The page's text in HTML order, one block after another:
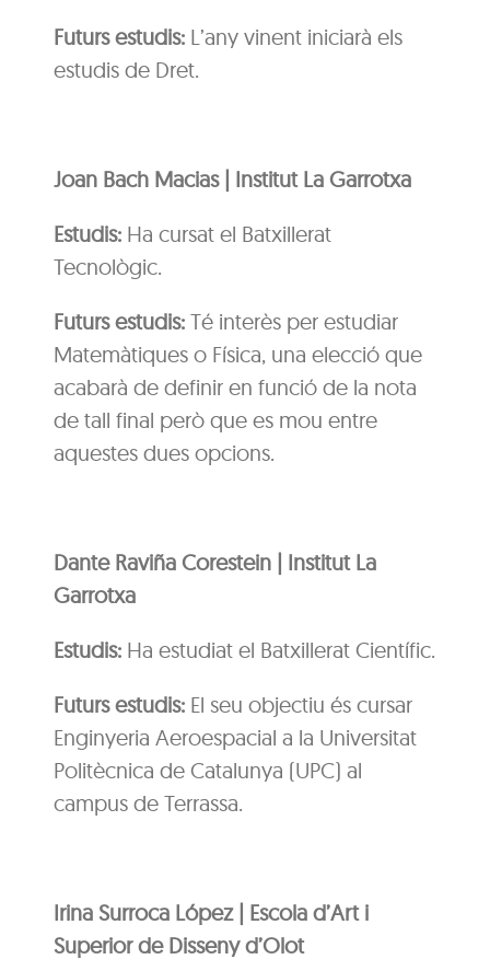
Futurs estudis: L’any vinent iniciarà els
estudis de Dret.
Joan Bach Macias | Institut La Garrotxa
Estudis: Ha cursat el Batxillerat
Tecnològic.
Futurs estudis: Té interès per estudiar
Matemàtiques o Física, una elecció que
acabarà de definir en funció de la nota
de tall final però que es mou entre
aquestes dues opcions.
Dante Raviña Corestein | Institut La
Garrotxa
Estudis: Ha estudiat el Batxillerat Científic.
Futurs estudis: El seu objectiu és cursar
Enginyeria Aeroespacial a la Universitat
Politècnica de Catalunya (UPC) al
campus de Terrassa.
Irina Surroca López | Escola d’Art i
Superior de Disseny d’Olot